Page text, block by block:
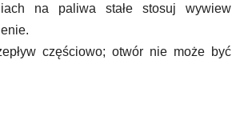
na paliwa stałe stosuj wywiew
częściowo; otwór nie może być